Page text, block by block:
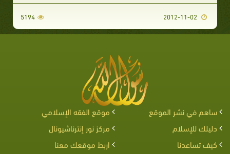
5194
ساهم في نشر الموقع
موقع الفقه الإسلامي
دليلك للإسلام
مركز نور إنترناشيونال
كيف تساعدنا
اربط موقعك معنا